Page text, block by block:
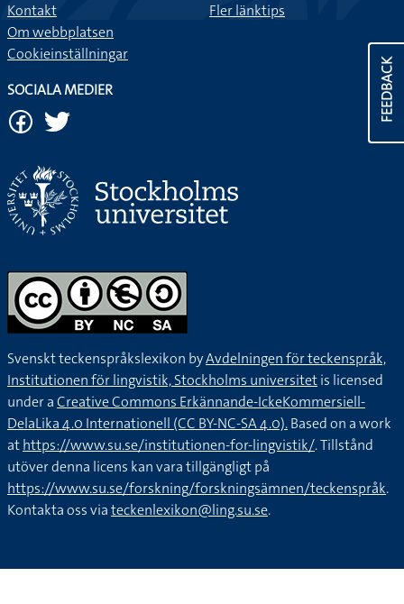
FEEDBACK
Kontakt
Om webbplatsen
Cookieinställningar
Fler länktips
SOCIALA MEDIER
Svenskt teckenspråkslexikon byAvdelningen för teckenspråk,
Institutionen för lingvistik, Stockholms universitetis licensed
under aCreative Commons Erkännande-IckeKommersiell-
DelaLika 4.0 Internationell (CC BY-NC-SA 4.0).Based on a work
athttps://www.su.se/institutionen-for-lingvistik/. Tillstånd
utöver denna licens kan vara tillgängligt på
https://www.su.se/forskning/forskningsämnen/teckenspråk.
Kontakta oss viateckenlexikon@ling.su.se.